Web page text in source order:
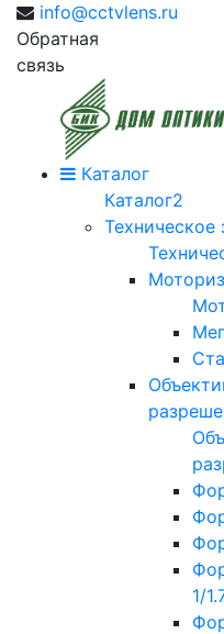
info@cctvlens.ru
Обратная
связь
Каталог
Каталог2
Техническое
1/